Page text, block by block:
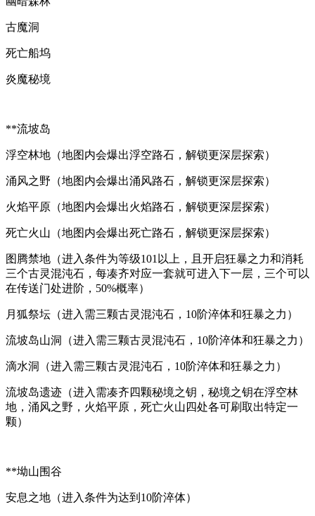
古魔洞
死亡船坞
炎魔秘境
**流坡岛
浮空林地（地图内会爆出浮空路石，解锁更深层探索）
涌风之野（地图内会爆出涌风路石，解锁更深层探索）
火焰平原（地图内会爆出火焰路石，解锁更深层探索）
死亡火山（地图内会爆出死亡路石，解锁更深层探索）
图腾禁地（进入条件为等级101以上，且开启狂暴之力和消耗
三个古灵混沌石，每凑齐对应一套就可进入下一层，三个可以
在传送门处进阶，50%概率）
月狐祭坛（进入需三颗古灵混沌石，10阶淬体和狂暴之力）
流坡岛山洞（进入需三颗古灵混沌石，10阶淬体和狂暴之力）
滴水洞（进入需三颗古灵混沌石，10阶淬体和狂暴之力）
流坡岛遗迹（进入需凑齐四颗秘境之钥，秘境之钥在浮空林
地，涌风之野，火焰平原，死亡火山四处各可刷取出特定一
颗）
**坳山围谷
安息之地（进入条件为达到10阶淬体）